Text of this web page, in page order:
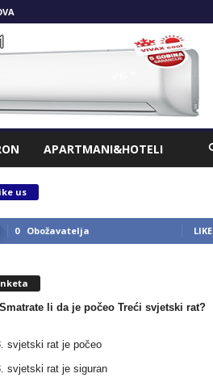
APARTMANI&HOTELI
us
0 Obožavatelja LIKE
Smatrate li da je počeo Treći svjetski rat?
svjetski rat je počeo
svjetski rat je siguran